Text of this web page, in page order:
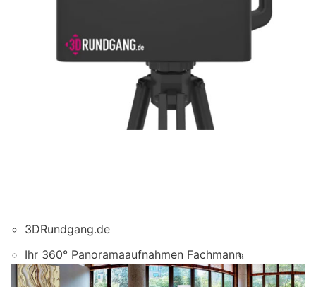
3DRundgang.de
Ihr 360° Panoramaaufnahmen Fachmann.